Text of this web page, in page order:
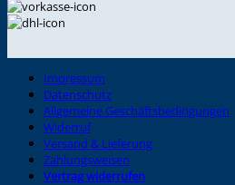
Impressum
Datenschutz
Allgemeine Geschäftsbedingungen
Widerruf
Versand & Lieferung
Zahlungsweisen
Vertrag widerrufen